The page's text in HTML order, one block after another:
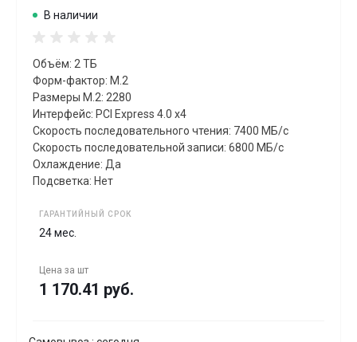
В наличии
Объём: 2 ТБ
Форм-фактор: M.2
Размеры M.2: 2280
Интерфейс: PCI Express 4.0 x4
Скорость последовательного чтения: 7400 МБ/с
Скорость последовательной записи: 6800 МБ/с
Охлаждение: Да
Подсветка: Нет
ГАРАНТИЙНЫЙ СРОК
24 мес.
Цена за шт
1 170.41 руб.